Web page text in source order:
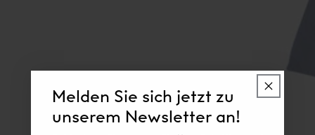
Melden Sie sich jetzt zu
unserem Newsletter an!